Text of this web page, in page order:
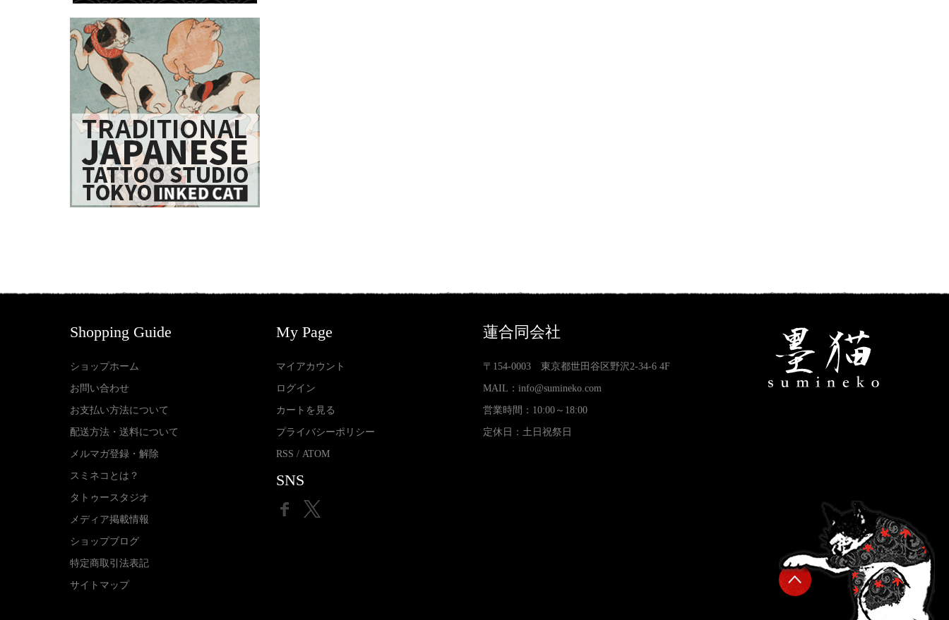
Shopping Guide
ショップホーム
お問い合わせ
お支払い方法について
配送方法・送料について
メルマガ登録・解除
スミネコとは？
タトゥースタジオ
メディア掲載情報
ショップブログ
特定商取引法表記
サイトマップ
My Page
マイアカウント
ログイン
カートを見る
プライバシーポリシー
RSS /ATOM
SNS
蓮合同会社
〒154-0003 東京都世田谷区野沢2-34-6 4F
MAIL： info@sumineko.com
営業時間：10:00～18:00
定休日：土日祝祭日